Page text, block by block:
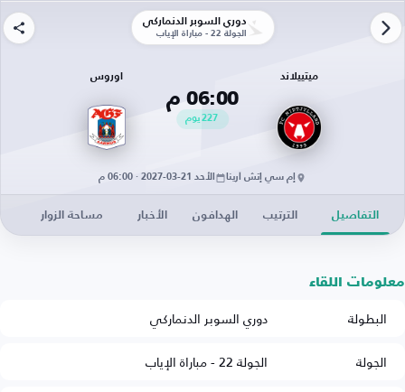
دوري السوبر الدنماركي
الجولة 22 - مباراة الإياب
ميتييلاند
06:00 م
227يوم
اوروس
إم سي إتش أرينا الأحد 21-03-2027 · 06:00 م
التفاصيل الترتيب الهدافون الأخبار مساحة الزوار
معلومات اللقاء
البطولة
دوري السوبر الدنماركي
الجولة
الجولة 22 - مباراة الإياب